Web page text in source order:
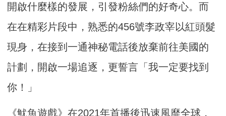
開啟什麼樣的發展，引發粉絲們的好奇心。而
在在精彩片段中，熟悉的456號李政宰以紅頭髮
現身，在接到一通神秘電話後放棄前往美國的
計劃，開啟一場追逐，更誓言「我一定要找到
你！」
《魷魚遊戲》在2021年首播後迅速風靡全球，